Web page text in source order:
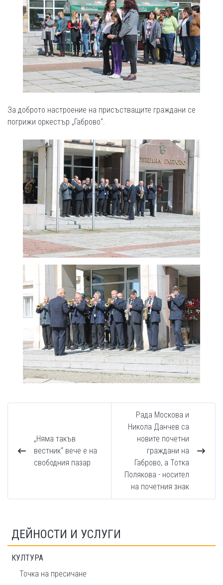
За доброто настроение на присъстващите граждани се
погрижи оркестър „Габрово“.
„Няма такъв
вестник“ вече е на
свободния пазар
Рада Москова и
Никола Данчев са
новите почетни
граждани на
Габрово, а Тотка
Полякова - носител
на почетния знак
ДЕЙНОСТИ И УСЛУГИ
КУЛТУРА
Точка на пресичане